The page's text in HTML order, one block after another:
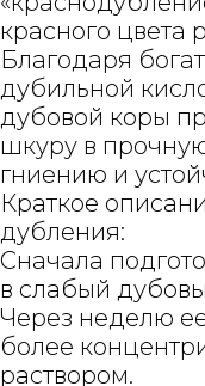
красного цвета
Благодаря
дубильной
дубовой коры
шкуру в
гниению и
Краткое
дубления:
Сначала
в слабый
Через неделю
более
раствором.